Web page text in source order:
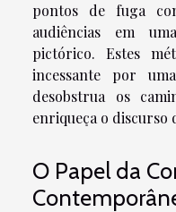
pontos de fuga
audiências em
pictórico. Estes
incessante por
desobstrua os
enriqueça o discurso
O Papel da